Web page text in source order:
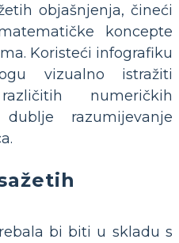
objašnjenja, čineći
koncepte
Koristeći infografiku
vizualno istražiti
numeričkih
razumijevanje
bi biti u skladu s